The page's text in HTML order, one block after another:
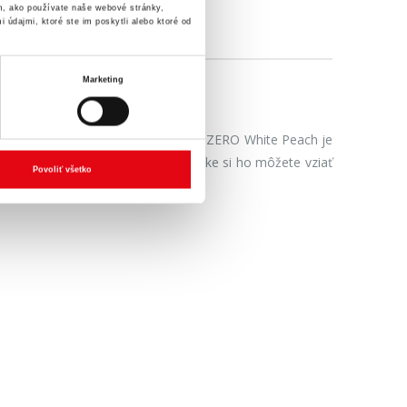
ako používate naše webové stránky,
údajmi, ktoré ste im poskytli alebo ktoré od
Marketing
Povoliť všetko
Ako vždy, aj HELL ZERO White Peach je
hliníkovej plechovke si ho môžete vziať